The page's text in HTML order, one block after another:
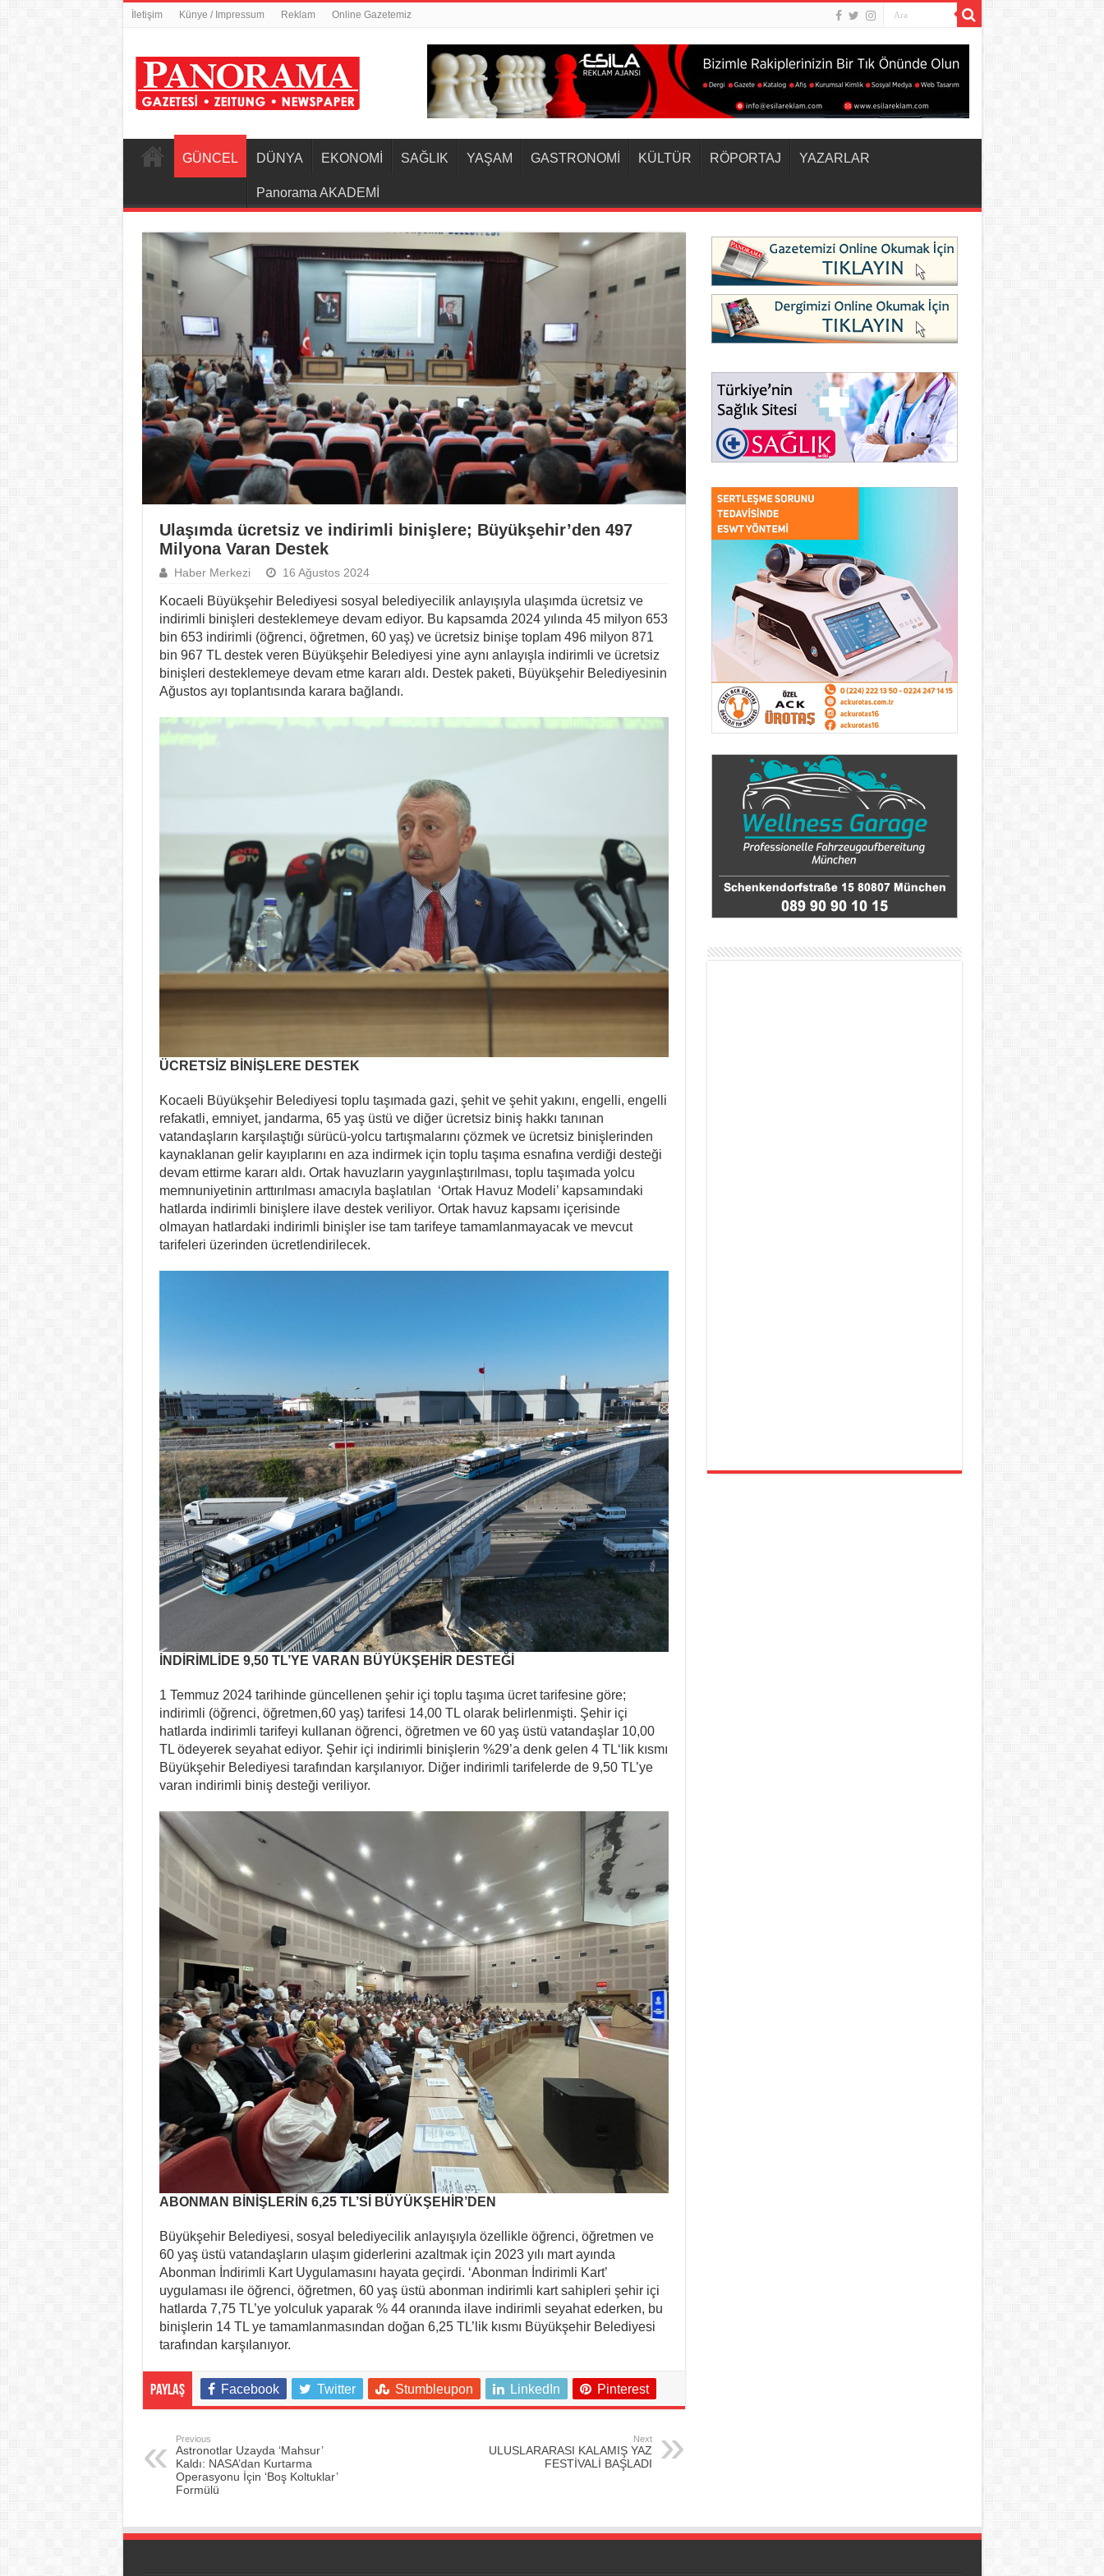
İletişim Künye / Impressum Reklam Online Gazetemiz
GÜNCEL DÜNYA EKONOMİ SAĞLIK YAŞAM GASTRONOMİ KÜLTÜR RÖPORTAJ YAZARLAR
Panorama AKADEMİ
Ulaşımda ücretsiz ve indirimli binişlere; Büyükşehir’den 497
Milyona Varan Destek
Haber Merkezi 16 Ağustos 2024
Kocaeli Büyükşehir Belediyesi sosyal belediyecilik anlayışıyla ulaşımda ücretsiz ve
indirimli binişleri desteklemeye devam ediyor. Bu kapsamda 2024 yılında 45 milyon 653
bin 653 indirimli (öğrenci, öğretmen, 60 yaş) ve ücretsiz binişe toplam 496 milyon 871
bin 967 TL destek veren Büyükşehir Belediyesi yine aynı anlayışla indirimli ve ücretsiz
binişleri desteklemeye devam etme kararı aldı. Destek paketi, Büyükşehir Belediyesinin
Ağustos ayı toplantısında karara bağlandı.
ÜCRETSİZ BİNİŞLERE DESTEK
Kocaeli Büyükşehir Belediyesi toplu taşımada gazi, şehit ve şehit yakını, engelli, engelli
refakatli, emniyet, jandarma, 65 yaş üstü ve diğer ücretsiz biniş hakkı tanınan
vatandaşların karşılaştığı sürücü-yolcu tartışmalarını çözmek ve ücretsiz binişlerinden
kaynaklanan gelir kayıplarını en aza indirmek için toplu taşıma esnafına verdiği desteği
devam ettirme kararı aldı. Ortak havuzların yaygınlaştırılması, toplu taşımada yolcu
memnuniyetinin arttırılması amacıyla başlatılan ‘Ortak Havuz Modeli’ kapsamındaki
hatlarda indirimli binişlere ilave destek veriliyor. Ortak havuz kapsamı içerisinde
olmayan hatlardaki indirimli binişler ise tam tarifeye tamamlanmayacak ve mevcut
tarifeleri üzerinden ücretlendirilecek.
İNDİRİMLİDE 9,50 TL’YE VARAN BÜYÜKŞEHİR DESTEĞİ
1 Temmuz 2024 tarihinde güncellenen şehir içi toplu taşıma ücret tarifesine göre;
indirimli (öğrenci, öğretmen,60 yaş) tarifesi 14,00 TL olarak belirlenmişti. Şehir içi
hatlarda indirimli tarifeyi kullanan öğrenci, öğretmen ve 60 yaş üstü vatandaşlar 10,00
TL ödeyerek seyahat ediyor. Şehir içi indirimli binişlerin %29’a denk gelen 4 TL‘lik kısmı
Büyükşehir Belediyesi tarafından karşılanıyor. Diğer indirimli tarifelerde de 9,50 TL’ye
varan indirimli biniş desteği veriliyor.
ABONMAN BİNİŞLERİN 6,25 TL’Sİ BÜYÜKŞEHİR’DEN
Büyükşehir Belediyesi, sosyal belediyecilik anlayışıyla özellikle öğrenci, öğretmen ve
60 yaş üstü vatandaşların ulaşım giderlerini azaltmak için 2023 yılı mart ayında
Abonman İndirimli Kart Uygulamasını hayata geçirdi. ‘Abonman İndirimli Kart’
uygulaması ile öğrenci, öğretmen, 60 yaş üstü abonman indirimli kart sahipleri şehir içi
hatlarda 7,75 TL’ye yolculuk yaparak % 44 oranında ilave indirimli seyahat ederken, bu
binişlerin 14 TL ye tamamlanmasından doğan 6,25 TL’lik kısmı Büyükşehir Belediyesi
tarafından karşılanıyor.
Paylaş Facebook Twitter Stumbleupon LinkedIn Pinterest
Previous
Astronotlar Uzayda ‘Mahsur’
Kaldı: NASA’dan Kurtarma
Operasyonu İçin ‘Boş Koltuklar’
Formülü
Next
ULUSLARARASI KALAMIŞ YAZ
FESTİVALİ BAŞLADI